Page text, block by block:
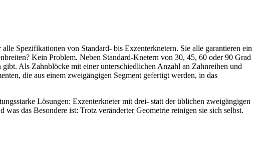
Spezifikationen von Standard- bis Exzenterknetern. Sie alle garantieren ein
Kein Problem. Neben Standard-Knetern von 30, 45, 60 oder 90 Grad
Als Zahnblöcke mit einer unterschiedlichen Anzahl an Zahnreihen und
die aus einem zweigängigen Segment gefertigt werden, in das
Lösungen: Exzenterkneter mit drei- statt der üblichen zweigängigen
das Besondere ist: Trotz veränderter Geometrie reinigen sie sich selbst.